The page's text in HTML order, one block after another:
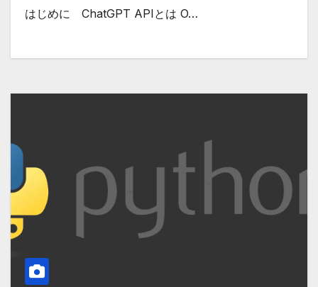
はじめに ChatGPT APIとは O…